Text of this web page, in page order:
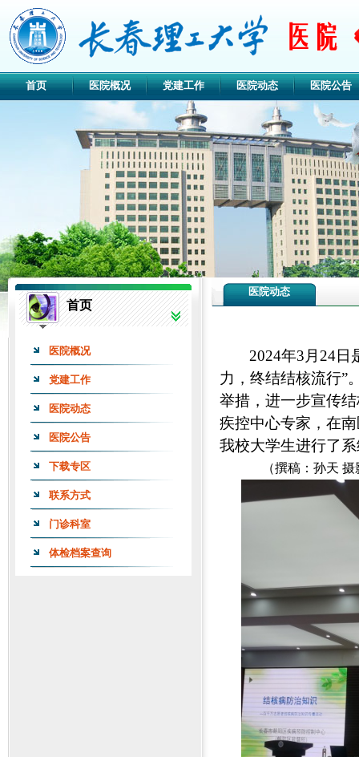
首页 医院概况 党建工作 医院动态 医院公告
首页
医院概况
党建工作
医院动态
医院公告
下载专区
联系方式
门诊科室
体检档案查询
医院动态
2024年3月24日
力，终结结核流行”
举措，进一步宣传
疾控中心专家，在
我校大学生进行了
（撰稿：孙天 摄